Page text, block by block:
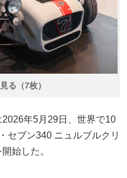
る（7枚）
年5月29日、世界で10
・セブン340 ニュルブルクリ
始した。